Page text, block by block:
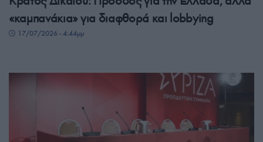
«καμπανάκια» για διαφθορά και lobbying
17/07/2026 - 4:44μμ